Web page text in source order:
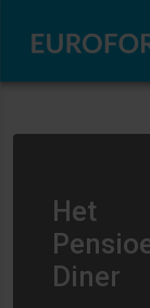
Het
Diner